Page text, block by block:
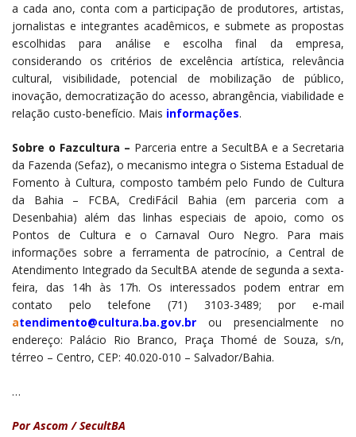
a cada ano, conta com a participação de produtores, artistas,
jornalistas e integrantes acadêmicos, e submete as propostas
escolhidas para análise e escolha final da empresa,
considerando os critérios de excelência artística, relevância
cultural, visibilidade, potencial de mobilização de público,
inovação, democratização do acesso, abrangência, viabilidade e
relação custo-benefício. Mais informações.
Sobre o Fazcultura – Parceria entre a SecultBA e a Secretaria
da Fazenda (Sefaz), o mecanismo integra o Sistema Estadual de
Fomento à Cultura, composto também pelo Fundo de Cultura
da Bahia – FCBA, CrediFácil Bahia (em parceria com a
Desenbahia) além das linhas especiais de apoio, como os
Pontos de Cultura e o Carnaval Ouro Negro. Para mais
informações sobre a ferramenta de patrocínio, a Central de
Atendimento Integrado da SecultBA atende de segunda a sexta-
feira, das 14h às 17h. Os interessados podem entrar em
contato pelo telefone (71) 3103-3489; por e-mail
atendimento@cultura.ba.gov.br ou presencialmente no
endereço: Palácio Rio Branco, Praça Thomé de Souza, s/n,
térreo – Centro, CEP: 40.020-010 – Salvador/Bahia.
…
Por Ascom / SecultBA